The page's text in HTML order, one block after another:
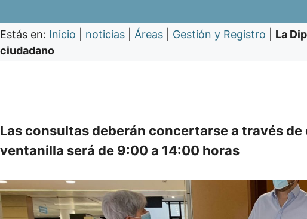
Estás en: Inicio noticias Áreas Gestión y Registro
La
ciudadano
Las consultas deberán concertarse a través
ventanilla será de 9:00 a 14:00 horas